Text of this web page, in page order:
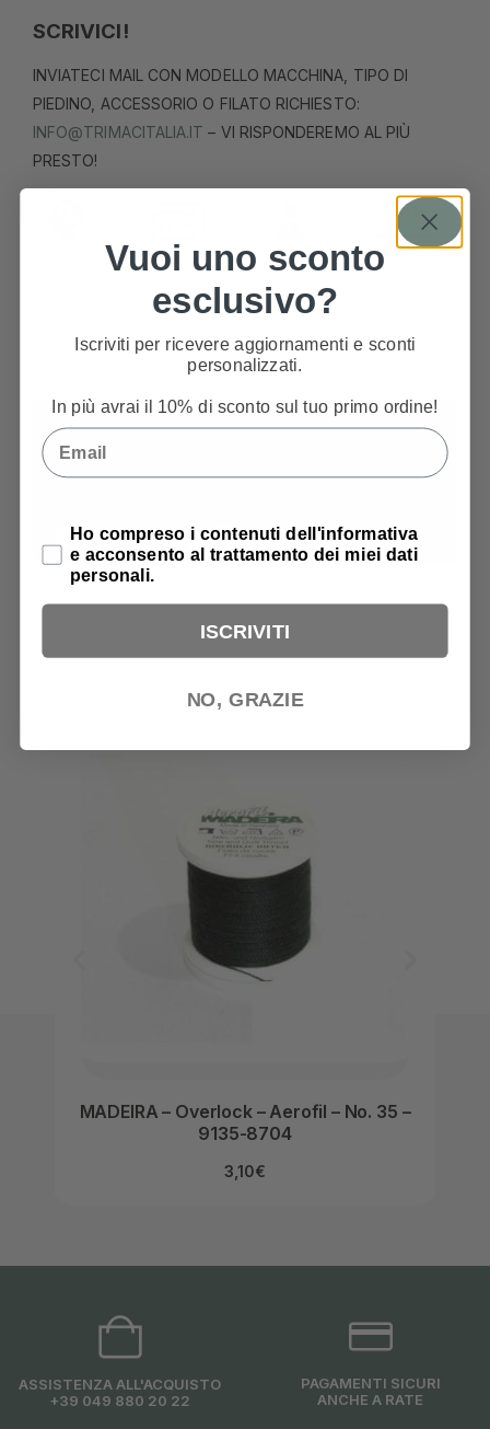
SCRIVICI!
INVIATECI MAIL CON MODELLO MACCHINA, TIPO DI
PIEDINO, ACCESSORIO O FILATO RICHIESTO:
INFO@TRIMACITALIA.IT – VI RISPONDEREMO AL PIÙ
PRESTO!
INFORMAZIONI AGGIUNTIVE
RECENSIONI
PRODOTTI CORRELATI
MADEIRA – Overlock – Aerofil – No. 35 –
9135-8704
3,10€
ASSISTENZA ALL'ACQUISTO
+39 049 880 20 22
PAGAMENTI SICURI
ANCHE A RATE
Vuoi uno sconto
esclusivo?
Iscriviti per ricevere aggiornamenti e sconti
personalizzati.
In più avrai il 10% di sconto sul tuo primo ordine!
Email
Privacy Policy
Ho compreso i contenuti dell'informativa
e acconsento al trattamento dei miei dati
personali.
ISCRIVITI
NO, GRAZIE